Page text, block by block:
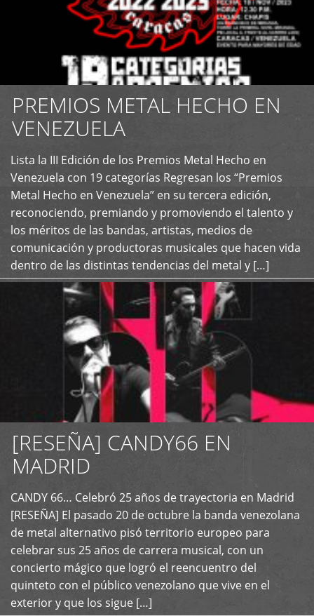
PREMIOS METAL HECHO EN
VENEZUELA
Lista la III Edición de los Premios Metal Hecho en
Venezuela con 19 categorías Regresan los “Premios
Metal Hecho en Venezuela” en su tercera edición,
reconociendo, premiando y promoviendo el talento y
los méritos de las bandas, artistas, medios de
comunicación y productoras musicales que hacen vida
dentro de las distintas tendencias del metal y […]
+
[RESEÑA] CANDY66 EN
MADRID
CANDY 66… Celebró 25 años de trayectoria en Madrid
[RESEÑA] El pasado 20 de octubre la banda venezolana
de metal alternativo pisó territorio europeo para
celebrar sus 25 años de carrera musical, con un
concierto mágico que logró el reencuentro del
quinteto con el público venezolano que vive en el
exterior y que los sigue […]
+